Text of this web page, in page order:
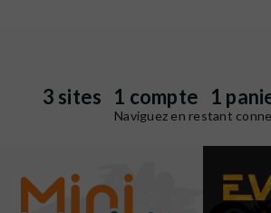
3 sites 1 compte 1
Naviguez en restant